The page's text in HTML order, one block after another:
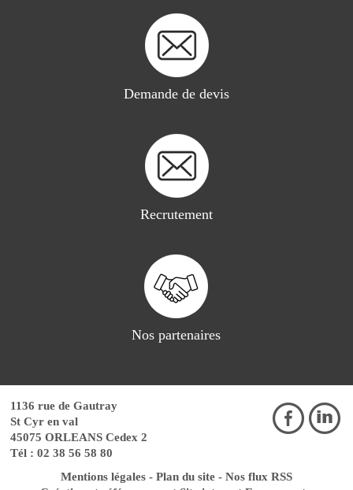
Demande de devis
Recrutement
Nos partenaires
1136 rue de Gautray
St Cyr en val
45075 ORLEANS Cedex 2
Tél : 02 38 56 58 80
Mentions légales- Plan du site- Nos flux RSS